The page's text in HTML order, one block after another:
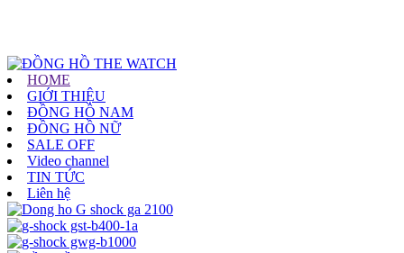
HOME
GIỚI THIỆU
ĐỒNG HỒ NAM
ĐỒNG HỒ NỮ
SALE OFF
Video channel
TIN TỨC
Liên hệ